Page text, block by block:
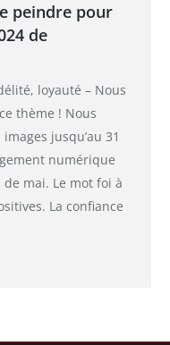
peindre pour
de
loyauté – Nous
thème ! Nous
jusqu’au 31
numérique
mai. Le mot foi à
La confiance